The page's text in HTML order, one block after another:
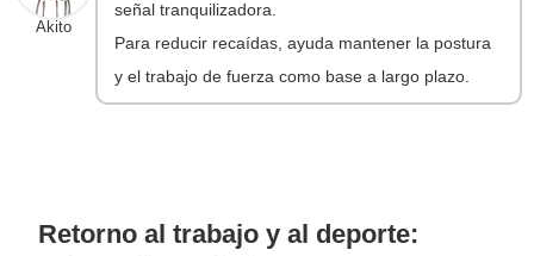
Akito
señal tranquilizadora.
Para reducir recaídas, ayuda mantener la postura
y el trabajo de fuerza como base a largo plazo.
Retorno al trabajo y al deporte: